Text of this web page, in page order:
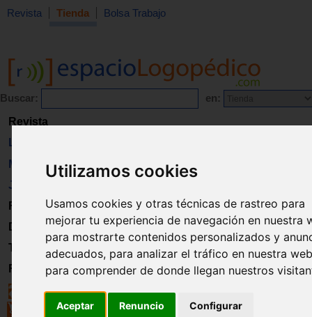
Utilizamos cookies
Usamos cookies y otras técnicas de rastreo para
mejorar tu experiencia de navegación en nuestra
para mostrarte contenidos personalizados y
adecuados, para analizar el tráfico en nuestra
para comprender de donde llegan nuestros
Aceptar Renuncio Configurar
Revista Tienda Bolsa Trabajo
Buscar: en:
Revista
Libros
Material
Juguetes
Formación
Directorio
Trabajo
Registro